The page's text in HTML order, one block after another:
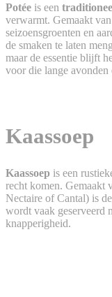
Potée is een
verwarmt. Gemaakt
seizoensgroenten en
de smaken te laten
maar de essentie blijft
voor die lange avonden
Kaassoep
Kaassoep is een
recht komen. Gemaakt
Nectaire of Cantal) is
wordt vaak geserveerd
knapperigheid.